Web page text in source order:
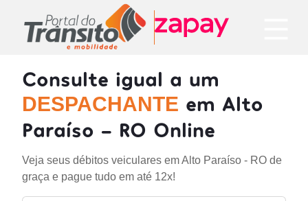
Consulte igual a um
DESPACHANTE em Alto
Paraíso - RO Online
Veja seus débitos veiculares em Alto Paraíso - RO de
graça e pague tudo em até 12x!